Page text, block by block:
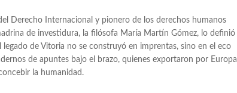
Derecho Internacional y pionero de los derechos humanos
de investidura, la filósofa María Martín Gómez, lo definió
legado de Vitoria no se construyó en imprentas, sino en el eco
de apuntes bajo el brazo, quienes exportaron por Europa
la humanidad.